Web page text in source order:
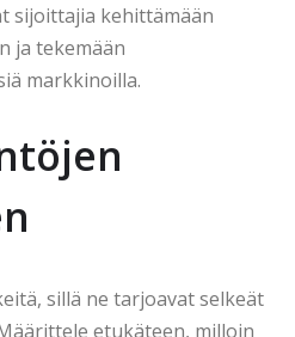
sijoittajia kehittämään
ja tekemään
markkinoilla.
sillä ne tarjoavat selkeät
etukäteen, milloin